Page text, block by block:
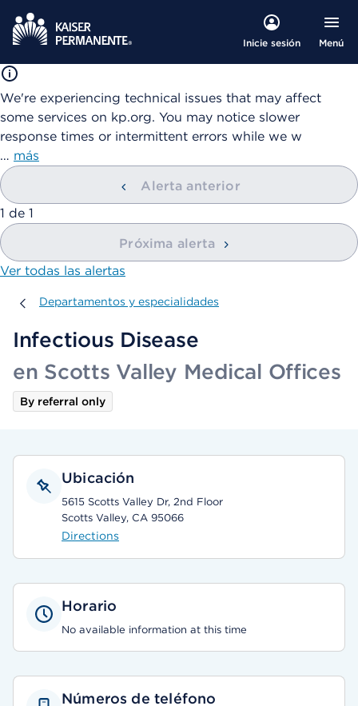
Inicie sesión Menú
We're experiencing technical issues that may affect
some services on kp.org. You may notice slower
response times or intermittent errors while we w
… más
Alerta anterior
mostrando
1 de 1
Próxima alerta
Ver todas las alertas
Departamentos y especialidades
Departamentos y especialidades
Infectious Disease
en Scotts Valley Medical Offices
By referral only
Ubicación
5615 Scotts Valley Dr, 2nd Floor
Scotts Valley, CA 95066
Directions
Horario
No available information at this time
Números de teléfono